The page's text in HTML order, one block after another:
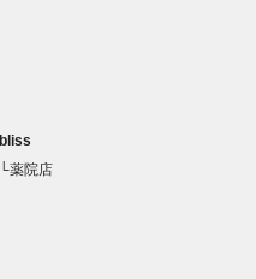
bliss
└薬院店